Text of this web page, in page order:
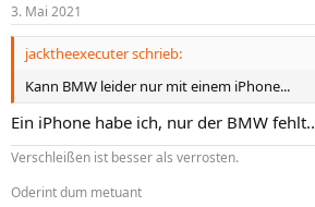
e
n
3. Mai 2021
jacktheexecuter schrieb:
Kann BMW leider nur mit einem iPhone...
Ein iPhone habe ich, nur der BMW fehlt..
Verschleißen ist besser als verrosten.
Oderint dum metuant